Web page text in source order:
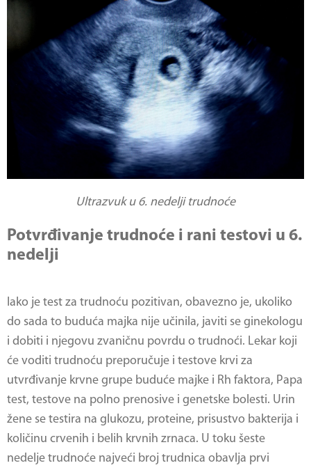
Ultrazvuk u 6. nedelji trudnoće
Potvrđivanje trudnoće i rani testovi u 6.
nedelji
Iako je test za trudnoću pozitivan, obavezno je, ukoliko
do sada to buduća majka nije učinila, javiti se ginekologu
i dobiti i njegovu zvaničnu povrdu o trudnoći. Lekar koji
će voditi trudnoću preporučuje i testove krvi za
utvrđivanje krvne grupe buduće majke i Rh faktora, Papa
test, testove na polno prenosive i genetske bolesti. Urin
žene se testira na glukozu, proteine, prisustvo bakterija i
količinu crvenih i belih krvnih zrnaca. U toku šeste
nedelje trudnoće najveći broj trudnica obavlja prvi